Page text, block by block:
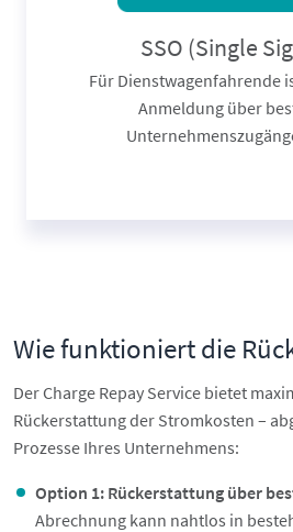
SSO (Single
Für Dienstwagenfahrende
Anmeldung über
Wie funktioniert die
Der Charge Repay Service bietet
Rückerstattung der Stromkosten –
Prozesse Ihres Unternehmens:
Option 1: Rückerstattung über
Abrechnung kann nahtlos in